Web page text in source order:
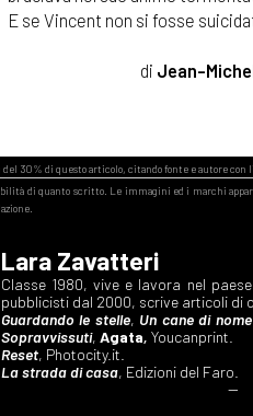
E se Vincent non si fosse
di Jean-
Lara Zavatteri
Classe 1980, vive e lavora nel
pubblicisti dal 2000, scrive articoli di
Guardando le stelle, Un cane di
Sopravvissuti, Agata, Youcanprint.
Reset, Photocity.it.
La strada di casa, Edizioni del Faro.
--